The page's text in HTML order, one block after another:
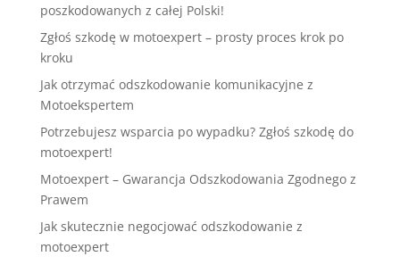
poszkodowanych z całej Polski!
Zgłoś szkodę w motoexpert – prosty proces krok po
kroku
Jak otrzymać odszkodowanie komunikacyjne z
Motoekspertem
Potrzebujesz wsparcia po wypadku? Zgłoś szkodę do
motoexpert!
Motoexpert – Gwarancja Odszkodowania Zgodnego z
Prawem
Jak skutecznie negocjować odszkodowanie z
motoexpert